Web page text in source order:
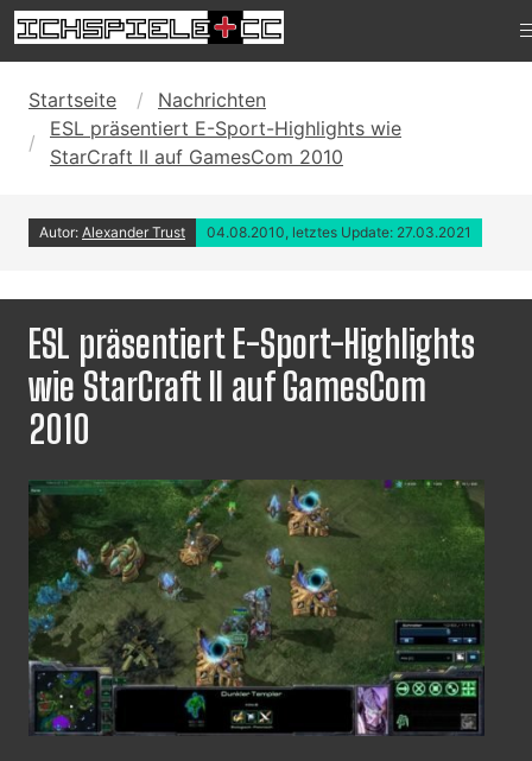
Startseite
Nachrichten
ESL präsentiert E-Sport-Highlights wie
StarCraft II auf GamesCom 2010
Autor: Alexander Trust 04.08.2010, letztes Update: 27.03.2021
ESL präsentiert E-Sport-Highlights
wie StarCraft II auf GamesCom
2010